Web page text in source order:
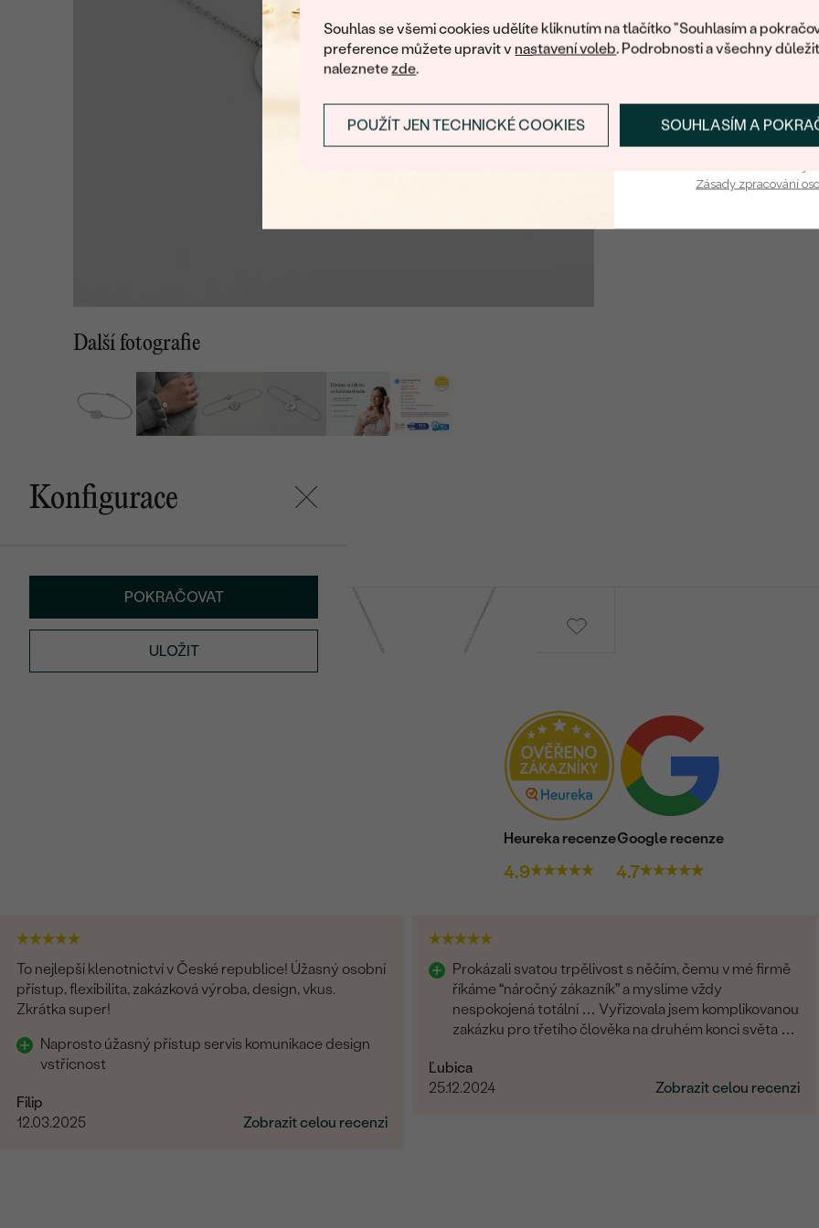
Souhlas se všemi cookies udělíte kliknutím na tlačítko "Souhlasím a
preference můžete upravit v nastavení voleb. Podrobnosti a všechny
naleznetezde.
SOUHLASÍM A
POUŽÍT JEN TECHNICKÉ COOKIES
Další fotografie
DÉLKA:
KARÁTOVÁ VÁHA:
Konfigurace
POKRAČOVAT
ULOŽIT
15 790 Kč
Karma
Heureka recenze
4.9
Google recenze
4.7
To nejlepší klenotnictví v České republice! Úžasný osobní
přístup, flexibilita, zakázková výroba, design, vkus.
Zkrátka super!
Naprosto úžasný přístup servis komunikace design
vstřícnost
Filip
12.03.2025
Zobrazit celou recenzi
Prokázali svatou trpělivost s něčím, čemu v mé firmě
říkáme “náročný zákazník” a myslíme vždy
nespokojená totální … Vyřizovala jsem komplikovanou
zakázku pro třetího člověka na druhém konci světa a
Ľubica
25.12.2024
Zobrazit celou recenzi
PŘIHLÁSIT SE A
Zásady zpracování